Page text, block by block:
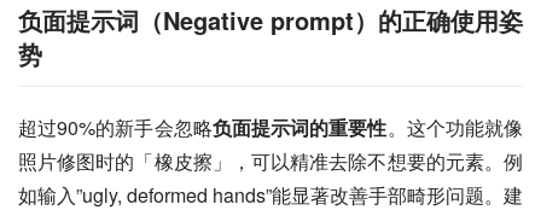
负面提示词（Negative prompt）的正确使用姿
势
超过90%的新手会忽略负面提示词的重要性。这个功能就像
照片修图时的「橡皮擦」，可以精准去除不想要的元素。例
如输入”ugly, deformed hands”能显著改善手部畸形问题。建